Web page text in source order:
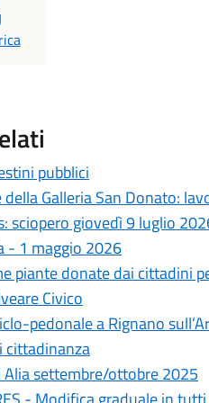
pubblici
Galleria San Donato:
sciopero giovedì 9 luglio
- 1 maggio 2026
piante donate dai cittadini
Civico
pedonale a Rignano
cittadinanza
settembre/ottobre 2025